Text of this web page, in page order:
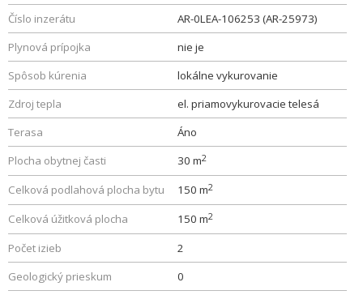
Číslo inzerátu
AR-0LEA-106253 (AR-25973)
Plynová prípojka
nie je
Spôsob kúrenia
lokálne vykurovanie
Zdroj tepla
el. priamovykurovacie telesá
Terasa
Áno
Plocha obytnej časti
30 m2
Celková podlahová plocha bytu 150 m2
Celková úžitková plocha 150 m2
Počet izieb
2
Geologický prieskum
0